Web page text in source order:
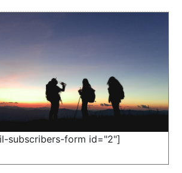
subscribers-form id="2"]